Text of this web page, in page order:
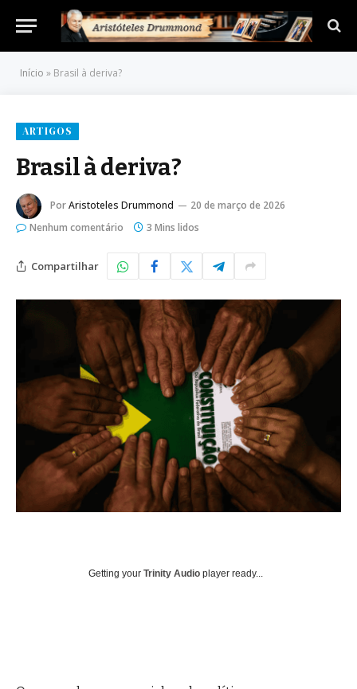
Início » Brasil à deriva?
ARTIGOS
Brasil à deriva?
PorAristoteles Drummond
20 de março de 2026
Nenhum comentário
3 Mins lidos
Compartilhar
Getting your Trinity Audio player ready...